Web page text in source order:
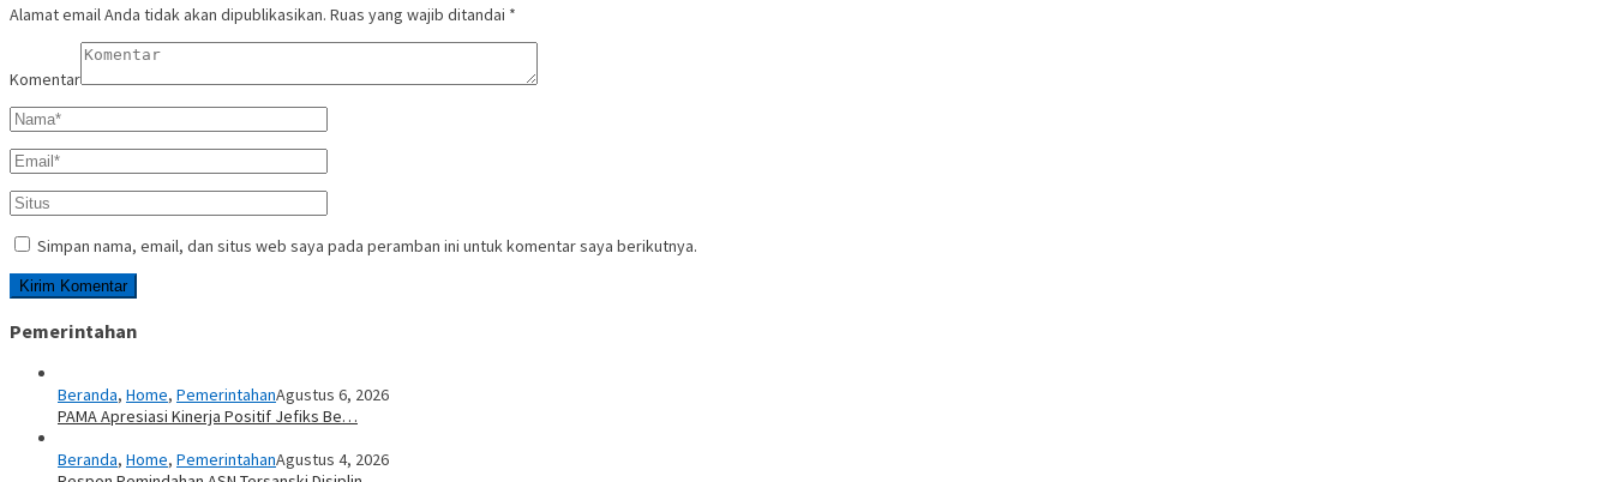
Alamat email Anda tidak akan dipublikasikan. Ruas yang wajib ditandai *
Komentar
Simpan nama, email, dan situs web saya pada peramban ini untuk komentar saya berikutnya.
Pemerintahan
Beranda, Home, PemerintahanAgustus 6, 2026
PAMA Apresiasi Kinerja Positif Jefiks Be…
Beranda, Home, PemerintahanAgustus 4, 2026